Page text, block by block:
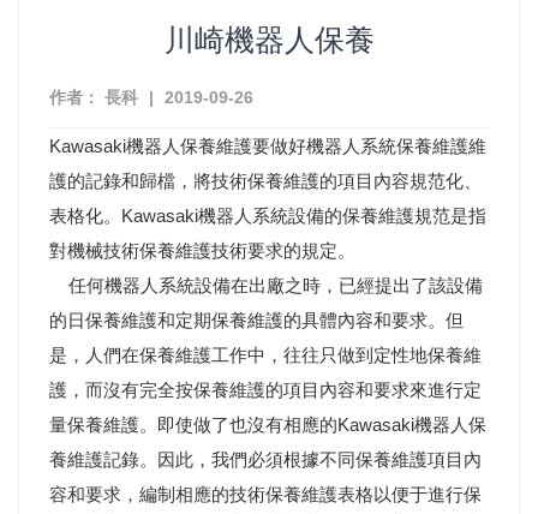
川崎機器人保養
作者： 長科 | 2019-09-26
Kawasaki機器人保養維護要做好機器人系統保養維護維
護的記錄和歸檔，將技術保養維護的項目內容規范化、
表格化。Kawasaki機器人系統設備的保養維護規范是指
對機械技術保養維護技術要求的規定。
任何機器人系統設備在出廠之時，已經提出了該設備
的日保養維護和定期保養維護的具體內容和要求。但
是，人們在保養維護工作中，往往只做到定性地保養維
護，而沒有完全按保養維護的項目內容和要求來進行定
量保養維護。即使做了也沒有相應的Kawasaki機器人保
養維護記錄。因此，我們必須根據不同保養維護項目內
容和要求，編制相應的技術保養維護表格以便于進行保